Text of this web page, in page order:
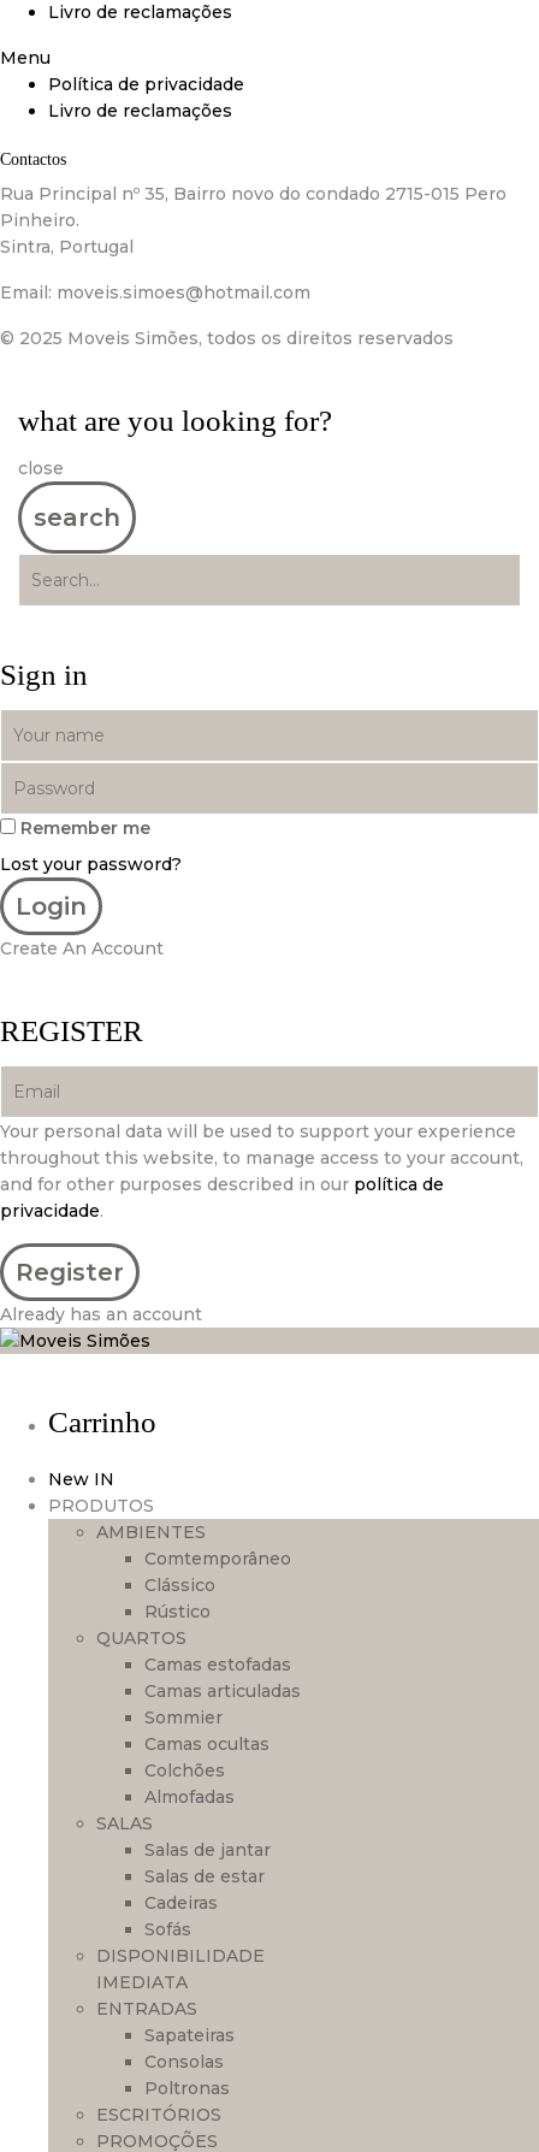
Livro de reclamações
Menu
Política de privacidade
Livro de reclamações
Contactos
Rua Principal nº 35, Bairro novo do condado 2715-015 Pero
Pinheiro.
Sintra, Portugal
Email: moveis.simoes@hotmail.com
© 2025 Moveis Simões, todos os direitos reservados
what are you looking for?
close
search
Sign in
Remember me
Lost your password?
Create An Account
REGISTER
Your personal data will be used to support your experience
throughout this website, to manage access to your account,
and for other purposes described in our política de
privacidade.
Already has an account
Carrinho
New IN
PRODUTOS
AMBIENTES
Comtemporâneo
Clássico
Rústico
QUARTOS
Camas estofadas
Camas articuladas
Sommier
Camas ocultas
Colchões
Almofadas
SALAS
Salas de jantar
Salas de estar
Cadeiras
Sofás
DISPONIBILIDADE
IMEDIATA
ENTRADAS
Sapateiras
Consolas
Poltronas
ESCRITÓRIOS
PROMOÇÕES